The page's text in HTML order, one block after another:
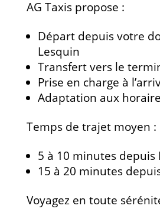
AG Taxis propose :
Départ depuis votre
Lesquin
Transfert vers le
Prise en charge à
Adaptation aux
Temps de trajet moyen :
5 à 10 minutes depuis
15 à 20 minutes
Voyagez en toute